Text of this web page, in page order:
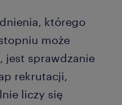
którego
może
jest sprawdzanie
rekrutacji,
liczy się